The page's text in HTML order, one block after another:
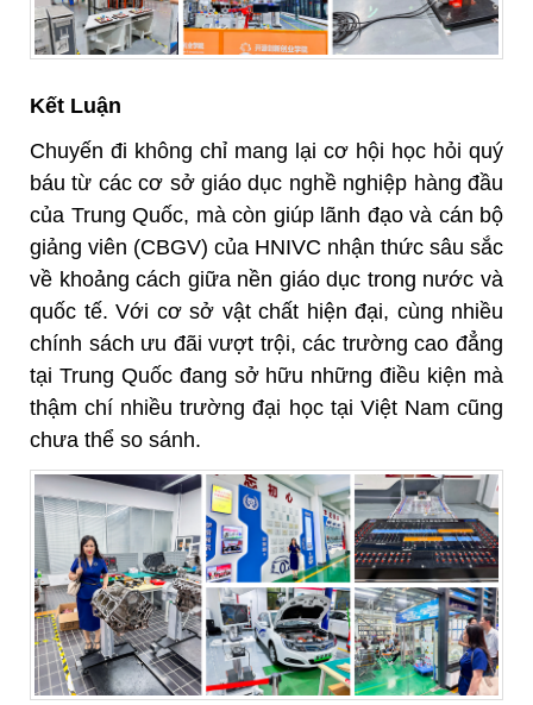
Kết Luận
Chuyến đi không chỉ mang lại cơ hội học hỏi quý
báu từ các cơ sở giáo dục nghề nghiệp hàng đầu
của Trung Quốc, mà còn giúp lãnh đạo và cán bộ
giảng viên (CBGV) của HNIVC nhận thức sâu sắc
về khoảng cách giữa nền giáo dục trong nước và
quốc tế. Với cơ sở vật chất hiện đại, cùng nhiều
chính sách ưu đãi vượt trội, các trường cao đẳng
tại Trung Quốc đang sở hữu những điều kiện mà
thậm chí nhiều trường đại học tại Việt Nam cũng
chưa thể so sánh.